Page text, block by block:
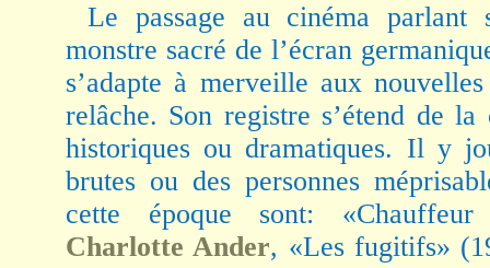
Le passage au cinéma
monstre sacré de l’écran
s’adapte à merveille aux
relâche. Son registre s’étend de
historiques ou dramatiques. Il y
brutes ou des personnes
cette époque sont:
Charlotte Ander, «Les fugitifs»